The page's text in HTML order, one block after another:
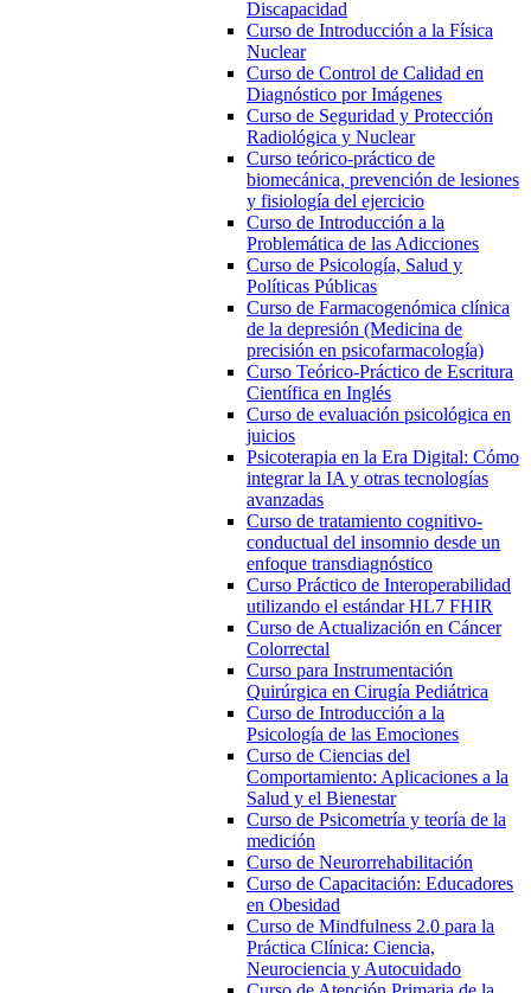
Discapacidad
Curso de Introducción a la Física
Nuclear
Curso de Control de Calidad en
Diagnóstico por Imágenes
Curso de Seguridad y Protección
Radiológica y Nuclear
Curso teórico-práctico de
biomecánica, prevención de lesiones
y fisiología del ejercicio
Curso de Introducción a la
Problemática de las Adicciones
Curso de Psicología, Salud y
Políticas Públicas
Curso de Farmacogenómica clínica
de la depresión (Medicina de
precisión en psicofarmacología)
Curso Teórico-Práctico de Escritura
Científica en Inglés
Curso de evaluación psicológica en
juicios
Psicoterapia en la Era Digital: Cómo
integrar la IA y otras tecnologías
avanzadas
Curso de tratamiento cognitivo-
conductual del insomnio desde un
enfoque transdiagnóstico
Curso Práctico de Interoperabilidad
utilizando el estándar HL7 FHIR
Curso de Actualización en Cáncer
Colorrectal
Curso para Instrumentación
Quirúrgica en Cirugía Pediátrica
Curso de Introducción a la
Psicología de las Emociones
Curso de Ciencias del
Comportamiento: Aplicaciones a la
Salud y el Bienestar
Curso de Psicometría y teoría de la
medición
Curso de Neurorrehabilitación
Curso de Capacitación: Educadores
en Obesidad
Curso de Mindfulness 2.0 para la
Práctica Clínica: Ciencia,
Neurociencia y Autocuidado